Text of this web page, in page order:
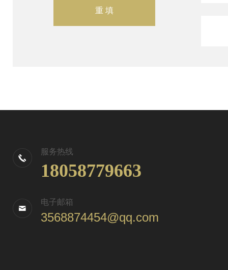
服务热线
18058779663
电子邮箱
3568874454@qq.com